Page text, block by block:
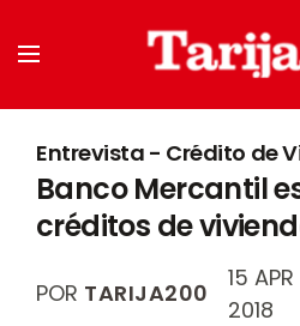
Entrevista - Crédito de
Banco Mercantil
créditos de
POR TARIJA200
15 APR
2018